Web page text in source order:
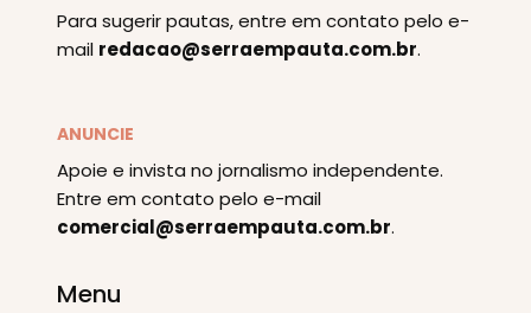
Para sugerir pautas, entre em contato pelo e-
mail redacao@serraempauta.com.br.
ANUNCIE
Apoie e invista no jornalismo independente.
Entre em contato pelo e-mail
comercial@serraempauta.com.br.
Menu